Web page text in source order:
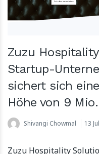
Zuzu
Startup-
sichert sich
Höhe von 9
Shivangi Chowmal 13
Zuzu Hospitality